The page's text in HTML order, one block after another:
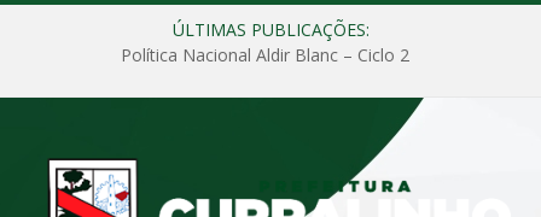
ÚLTIMAS PUBLICAÇÕES:
Política Nacional Aldir Blanc – Ciclo 2